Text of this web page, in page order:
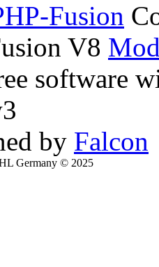
Fusion
V8
software
by Falcon
Germany © 2025